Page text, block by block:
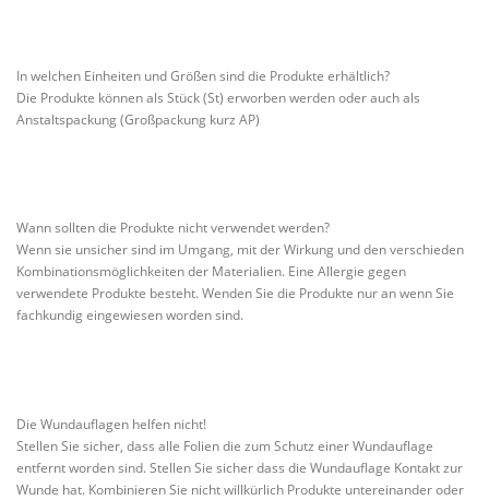
In welchen Einheiten und Größen sind die Produkte erhältlich?
Die Produkte können als Stück (St) erworben werden oder auch als
Anstaltspackung (Großpackung kurz AP)
Wann sollten die Produkte nicht verwendet werden?
Wenn sie unsicher sind im Umgang, mit der Wirkung und den verschieden
Kombinationsmöglichkeiten der Materialien. Eine Allergie gegen
verwendete Produkte besteht. Wenden Sie die Produkte nur an wenn Sie
fachkundig eingewiesen worden sind.
Die Wundauflagen helfen nicht!
Stellen Sie sicher, dass alle Folien die zum Schutz einer Wundauflage
entfernt worden sind. Stellen Sie sicher dass die Wundauflage Kontakt zur
Wunde hat. Kombinieren Sie nicht willkürlich Produkte untereinander oder